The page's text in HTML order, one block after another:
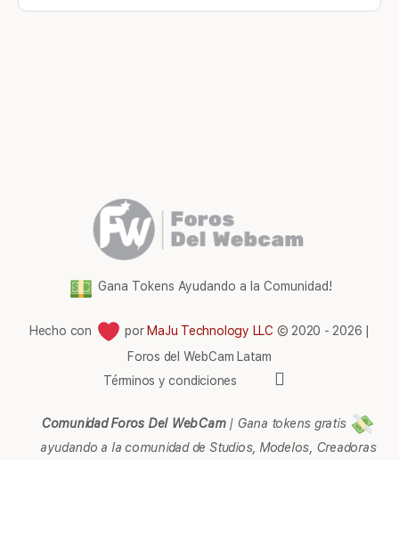
Gana Tokens Ayudando a la Comunidad!
Hecho con por MaJu Technology LLC © 2020 - 2026 |
Foros del WebCam Latam
Términos y condiciones
Comunidad Foros Del WebCam| Gana tokens gratis
ayudando a la comunidad de Studios, Modelos, Creadoras